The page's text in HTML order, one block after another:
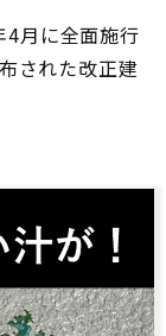
4月に全面施行
された改正建